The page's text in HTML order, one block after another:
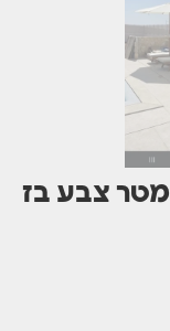
שמשיה רגל אמצע קוטר 3 מטר צבע בז